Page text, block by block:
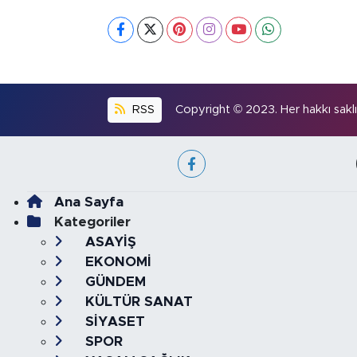
RSS Copyright © 2023. Her hakkı
Ana Sayfa
Kategoriler
ASAYİŞ
EKONOMİ
GÜNDEM
KÜLTÜR SANAT
SİYASET
SPOR